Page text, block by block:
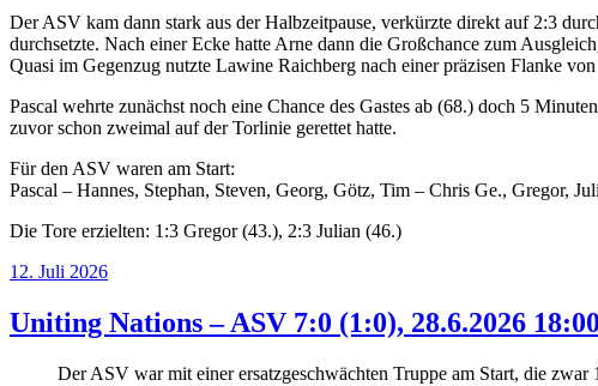
Der ASV kam dann stark aus der Halbzeitpause, verkürzte direkt auf 2:3
durchsetzte. Nach einer Ecke hatte Arne dann die Großchance zum
Quasi im Gegenzug nutzte Lawine Raichberg nach einer präzisen Flanke
Pascal wehrte zunächst noch eine Chance des Gastes ab (68.) doch 5
zuvor schon zweimal auf der Torlinie gerettet hatte.
Für den ASV waren am Start:
Pascal – Hannes, Stephan, Steven, Georg, Götz, Tim – Chris Ge., Gregor,
Die Tore erzielten: 1:3 Gregor (43.), 2:3 Julian (46.)
Posted
12. Juli 2026
Uniting Nations – ASV 7:0 (1:0), 28.6.2026
Der ASV war mit einer ersatzgeschwächten Truppe am Start, die zwar